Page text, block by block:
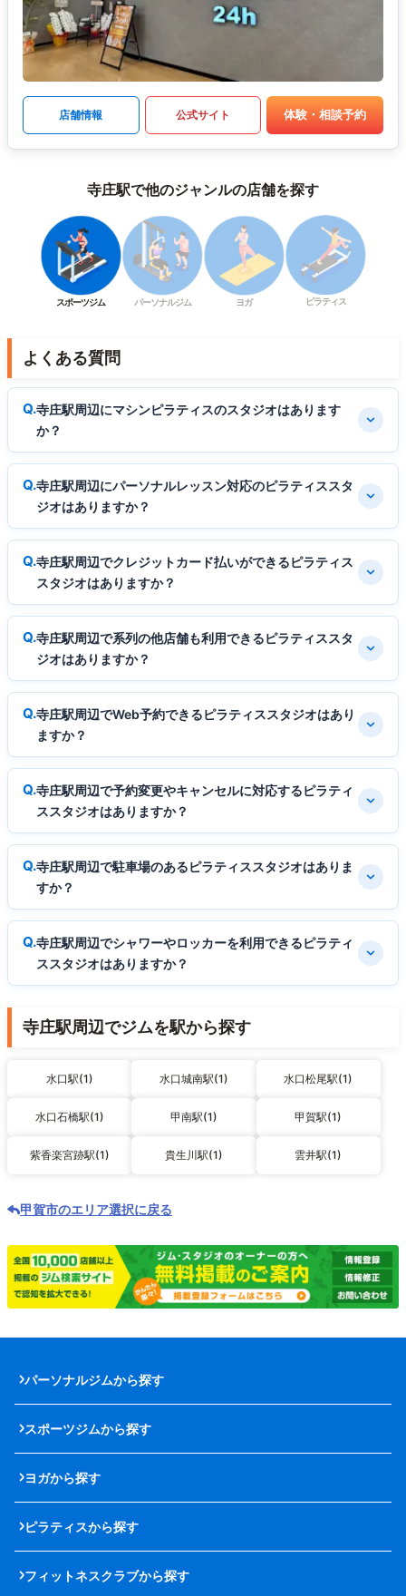
店舗情報 公式サイト 体験・相談予約
寺庄駅で他のジャンルの店舗を探す
スポーツジム パーソナルジム ヨガ ピラティス
よくある質問
寺庄駅周辺にマシンピラティスのスタジオはあります
か？
寺庄駅周辺にパーソナルレッスン対応のピラティススタ
ジオはありますか？
寺庄駅周辺でクレジットカード払いができるピラティス
スタジオはありますか？
寺庄駅周辺で系列の他店舗も利用できるピラティススタ
ジオはありますか？
寺庄駅周辺でWeb予約できるピラティススタジオはあり
ますか？
寺庄駅周辺で予約変更やキャンセルに対応するピラティ
ススタジオはありますか？
寺庄駅周辺で駐車場のあるピラティススタジオはありま
すか？
寺庄駅周辺でシャワーやロッカーを利用できるピラティ
ススタジオはありますか？
寺庄駅周辺でジムを駅から探す
水口駅(1) 水口城南駅(1) 水口松尾駅(1)
水口石橋駅(1) 甲南駅(1) 甲賀駅(1)
紫香楽宮跡駅(1) 貴生川駅(1) 雲井駅(1)
甲賀市のエリア選択に戻る
パーソナルジムから探す
スポーツジムから探す
ヨガから探す
ピラティスから探す
フィットネスクラブから探す